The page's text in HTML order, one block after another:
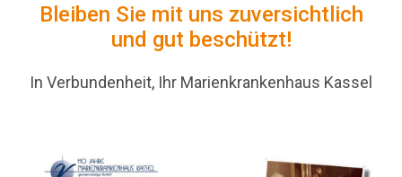
Bleiben Sie mit uns zuversichtlich
und gut beschützt!
In Verbundenheit, Ihr Marienkrankenhaus Kassel